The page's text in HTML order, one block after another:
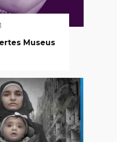
Museus